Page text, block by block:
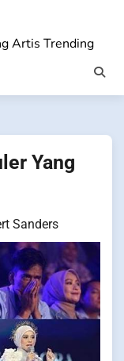
Artis Trending
Yang
Sanders